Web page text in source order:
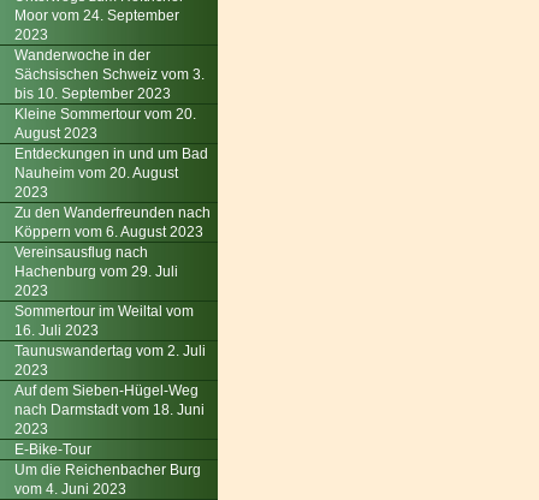
Moor vom 24. September
2023
Wanderwoche in der
Sächsischen Schweiz vom 3.
bis 10. September 2023
Kleine Sommertour vom 20.
August 2023
Entdeckungen in und um Bad
Nauheim vom 20. August
2023
Zu den Wanderfreunden nach
Köppern vom 6. August 2023
Vereinsausflug nach
Hachenburg vom 29. Juli
2023
Sommertour im Weiltal vom
16. Juli 2023
Taunuswandertag vom 2. Juli
2023
Auf dem Sieben-Hügel-Weg
nach Darmstadt vom 18. Juni
2023
E-Bike-Tour
Um die Reichenbacher Burg
vom 4. Juni 2023